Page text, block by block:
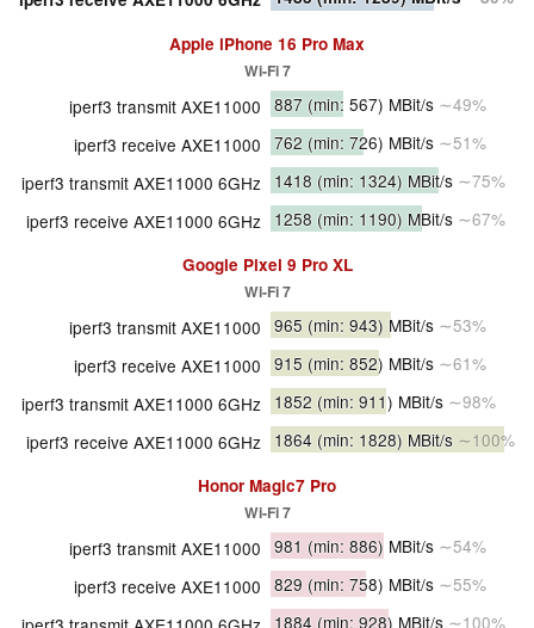
Apple iPhone 16 Pro Max
Wi-Fi 7
iperf3 transmit AXE11000 887 (min: 567) MBit/s ∼49%
iperf3 receive AXE11000 762 (min: 726) MBit/s ∼51%
iperf3 transmit AXE11000 6GHz
1418 (min: 1324) MBit/s ∼75%
iperf3 receive AXE11000 6GHz
1258 (min: 1190) MBit/s ∼67%
Google Pixel 9 Pro XL
Wi-Fi 7
iperf3 transmit AXE11000 965 (min: 943) MBit/s ∼53%
iperf3 receive AXE11000 915 (min: 852) MBit/s ∼61%
iperf3 transmit AXE11000 6GHz
1852 (min: 911) MBit/s ∼98%
iperf3 receive AXE11000 6GHz
1864 (min: 1828) MBit/s ∼100%
Honor Magic7 Pro
Wi-Fi 7
iperf3 transmit AXE11000 981 (min: 886) MBit/s ∼54%
iperf3 receive AXE11000 829 (min: 758) MBit/s ∼55%
1884 (min: 928) MBit/s ∼100%